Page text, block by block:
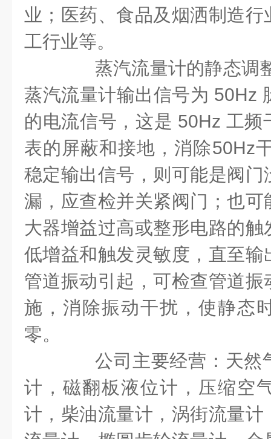
业；医药、食品及烟洒制造
工行业等。
蒸汽流量计的静态调
蒸汽流量计输出信号为 50Hz
的电流信号，这是 50Hz 工频
表的屏蔽和接地，消除50Hz
稳定输出信号，则可能是阀
漏，应查检并关紧阀门；也
大器增益过高或整形电路的
低增益和触发灵敏度，直至
管道振动引起，可检查管道
施，消除振动干扰，使静态
零。
公司主要经营：天然
计，磁翻板液位计，压缩空
计，柴油流量计，涡街流量